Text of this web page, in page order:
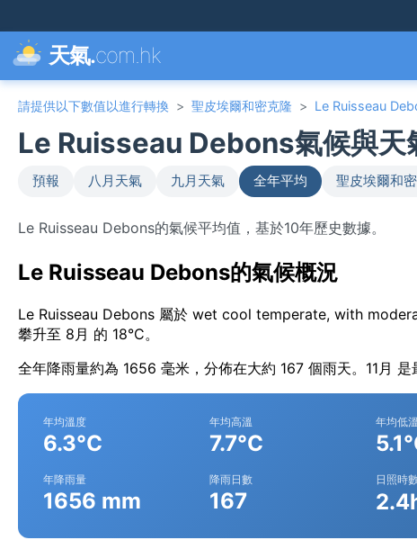
天氣.com.hk
請提供以下數值以進行轉換 > 聖皮埃爾和密克隆 > Le Ruisseau
Le Ruisseau Debons氣候與天
預報 八月天氣 九月天氣 全年平均 聖皮埃爾和
Le Ruisseau Debons的氣候平均值，基於10年歷史數據。
Le Ruisseau Debons的氣候概況
Le Ruisseau Debons 屬於 wet cool temperate, with
攀升至 8月 的 18°C。
全年降雨量約為 1656 毫米，分佈在大約 167 個雨天。11月
年均溫度
6.3°C
年均高溫
7.7°C
年均低溫
年降雨量
1656 mm
降雨日數
167
日照時